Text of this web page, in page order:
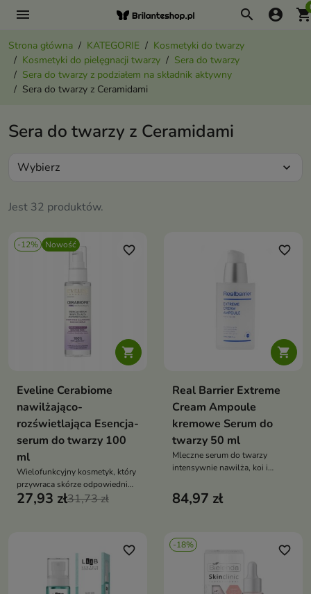
menu search account_circle
Strona główna KATEGORIE
Kosmetyki do twarzy
Kosmetyki do pielęgnacji twarzy
Sera do twarzy
Sera do twarzy z podziałem na składnik aktywny
Sera do twarzy z Ceramidami
Sera do twarzy z Ceramidami
Jest 32 produktów.
Wybierz expand_more
-12% Nowość

favorite_border
Eveline Cerabiome
nawilżająco-
rozświetlająca Esencja-
serum do twarzy 100
ml
Wielofunkcyjny kosmetyk, który
przywraca skórze odpowiedni
poziom nawilżenia, wspiera
27,93 zł31,73 zł

favorite_border
Real Barrier Extreme
Cream Ampoule
kremowe Serum do
twarzy 50 ml
Mleczne serum do twarzy
intensywnie nawilża, koi i
ochronnej skóry. Emulsyjna
formuła z ceramidem NP,
fosfolipidami pozostawia
satynowe, otulające
wykończenie
84,97 zł
favorite_border -18% favorite_border